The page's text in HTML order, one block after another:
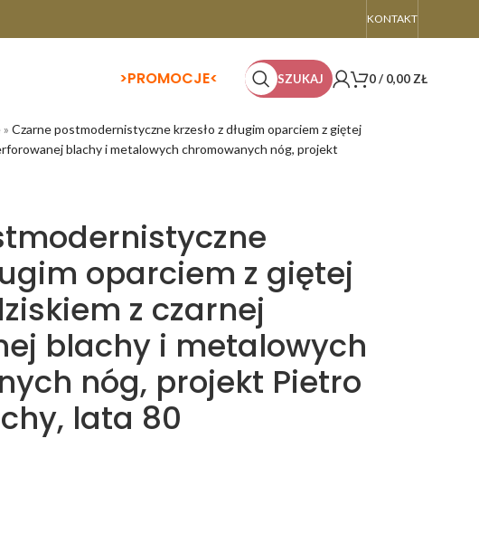
KONTAKT
>PROMOCJE< SZUKAJ 0/ 0,00 ZŁ
» Czarne postmodernistyczne krzesło z długim oparciem z giętej
blachy i metalowych chromowanych nóg, projekt
oparciem z giętej
z czarnej
blachy i metalowych
nóg, projekt Pietro
lata 80